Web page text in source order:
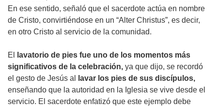
En ese sentido, señaló que el sacerdote actúa en nombre
de Cristo, convirtiéndose en un “Alter Christus”, es decir,
en otro Cristo al servicio de la comunidad.
El
lavatorio de pies fue uno de los momentos más
significativos de la celebración, ya que dijo, se recordó
el gesto de Jesús al
lavar los pies de sus discípulos,
enseñando que la autoridad en la Iglesia se vive desde el
servicio. El sacerdote enfatizó que este ejemplo debe